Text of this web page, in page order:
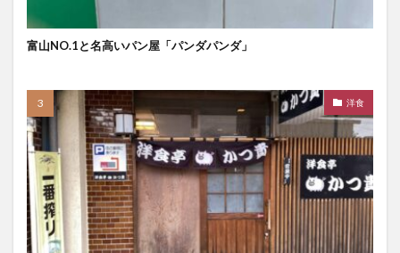
富山NO.1と名高いパン屋「パンダパンダ」
洋食